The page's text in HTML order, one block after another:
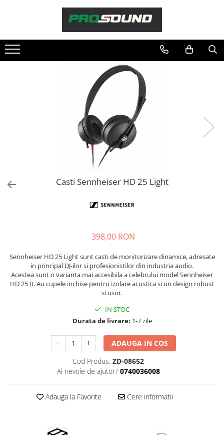
Sonorizare / PA
Stabilizatoare de tensiune UPS si
Case-uri de microfoane
Microfoane de broadcast
Microfoane de Suprafata
Microfoane de voce si live
Microfoane lavaliera si headset
Microfoane pt Camere Video
Microfoane pt instalatii si
Microfoane stereo
Microfoane Suspendabile
Microfoane wireless si sisteme
Casti Sennheiser HD 25 Light
398,00 RON
Sennheiser HD 25 Light sunt casti de monitorizare dinamice, adresate
in principal DJ-ilor si profesionistilor din industria audio.
Acestea sunt o varianta mai accesibila a celebrului model Sennheiser
HD 25 II. Au cupele inchise pentru izolare acustica si un design robust
si usor.
IN STOC
Durata de livrare: 1-7 zile
ADAUGA IN COS
Cod Produs: ZD-08652
Ai nevoie de ajutor? 0740036008
Adauga la Favorite Cere informatii